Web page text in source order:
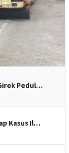
Pedul…
Kasus Il…